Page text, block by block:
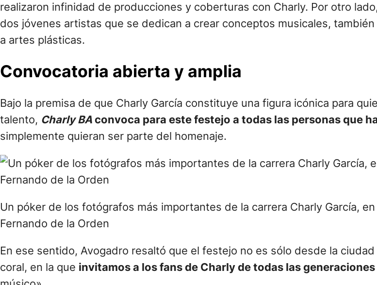
realizaron infinidad de producciones y coberturas con Charly. Por otro
dos jóvenes artistas que se dedican a crear conceptos musicales,
a artes plásticas.
Convocatoria abierta y amplia
Bajo la premisa de que Charly García constituye una figura icónica para
talento, Charly BAconvoca para este festejo a todas las personas que
simplemente quieran ser parte del homenaje.
Un póker de los fotógrafos más importantes de la carrera Charly García,
Fernando de la Orden
En ese sentido, Avogadro resaltó que el festejo no es sólo desde la
coral, en la que invitamos a los fans de Charly de todas las generaciones